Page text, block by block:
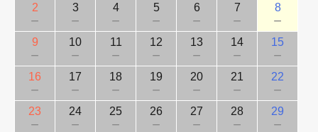
2
－
3
－
4
－
5
－
6
－
7
－
8
－
9
－
10
－
11
－
12
－
13
－
14
－
15
－
16
－
17
－
18
－
19
－
20
－
21
－
22
－
23
－
24
－
25
－
26
－
27
－
28
－
29
－